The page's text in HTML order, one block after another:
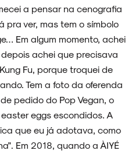
a pensar na cenografia
pra ver, mas tem o símbolo
Em algum momento, achei
achei que precisava
Fu, porque troquei de
Tem a foto da oferenda
pedido do Pop Vegan, o
eggs escondidos. A
que eu já adotava, como
Em 2018, quando a ÀIYÉ